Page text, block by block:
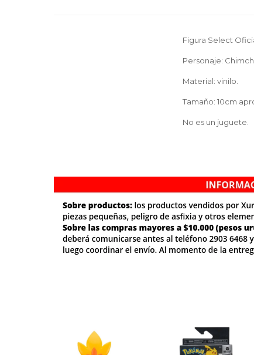
Figura Select
Personaje:
Material: vinilo.
Tamaño: 10cm
No es un juguete.